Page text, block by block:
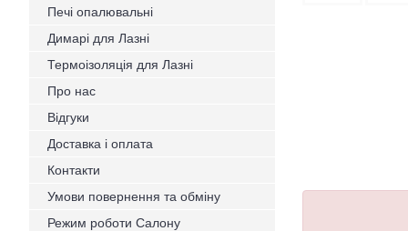
Печі опалювальні
Димарі для Лазні
Термоізоляція для Лазні
Про нас
Відгуки
Доставка і оплата
Контакти
Умови повернення та обміну
Режим роботи Салону